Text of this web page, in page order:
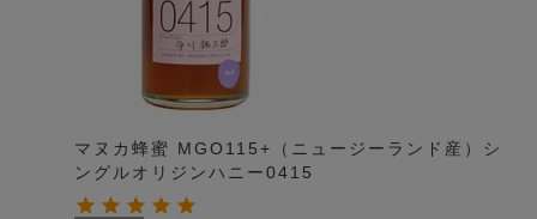
マヌカ蜂蜜 MGO115+（ニュージーランド産）シ
ングルオリジンハニー0415